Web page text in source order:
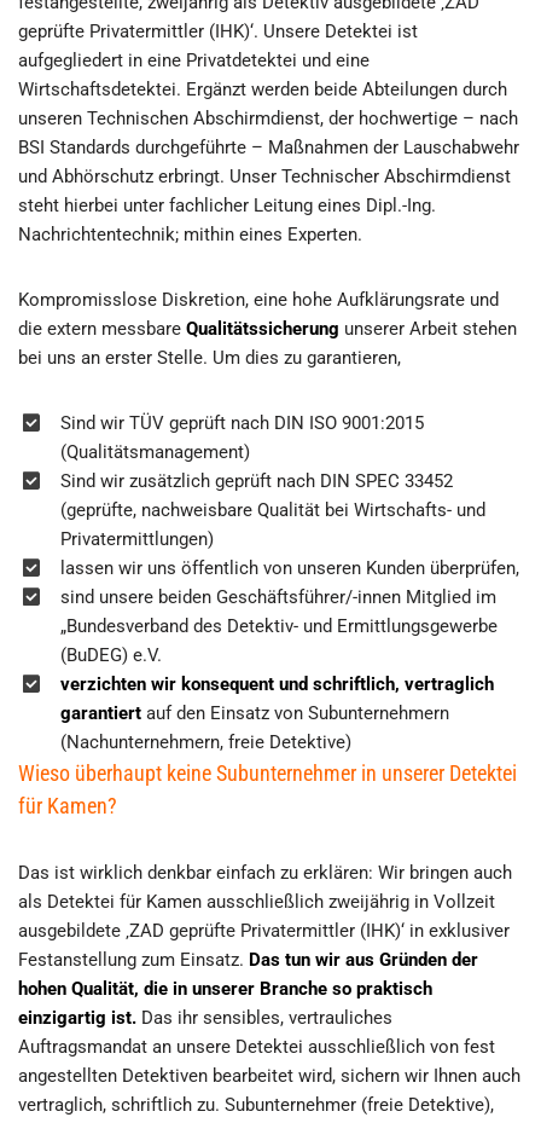
geprüfte Privatermittler (IHK)‘. Unsere Detektei ist
aufgegliedert in eine Privatdetektei und eine
Wirtschaftsdetektei. Ergänzt werden beide Abteilungen durch
unseren Technischen Abschirmdienst, der hochwertige – nach
BSI Standards durchgeführte – Maßnahmen der Lauschabwehr
und Abhörschutz erbringt. Unser Technischer Abschirmdienst
steht hierbei unter fachlicher Leitung eines Dipl.-Ing.
Nachrichtentechnik; mithin eines Experten.
Kompromisslose Diskretion, eine hohe Aufklärungsrate und
die extern messbare Qualitätssicherung unserer Arbeit stehen
bei uns an erster Stelle. Um dies zu garantieren,
Sind wir TÜV geprüft nach DIN ISO 9001:2015
(Qualitätsmanagement)
Sind wir zusätzlich geprüft nach DIN SPEC 33452
(geprüfte, nachweisbare Qualität bei Wirtschafts- und
Privatermittlungen)
lassen wir uns öffentlich von unseren Kunden überprüfen,
sind unsere beiden Geschäftsführer/-innen Mitglied im
„Bundesverband des Detektiv- und Ermittlungsgewerbe
(BuDEG) e.V.
verzichten wir konsequent und schriftlich, vertraglich
garantiert auf den Einsatz von Subunternehmern
(Nachunternehmern, freie Detektive)
Wieso überhaupt keine Subunternehmer in unserer Detektei
für Kamen?
Das ist wirklich denkbar einfach zu erklären: Wir bringen auch
als Detektei für Kamen ausschließlich zweijährig in Vollzeit
ausgebildete ‚ZAD geprüfte Privatermittler (IHK)‘ in exklusiver
Festanstellung zum Einsatz. Das tun wir aus Gründen der
hohen Qualität, die in unserer Branche so praktisch
einzigartig ist. Das ihr sensibles, vertrauliches
Auftragsmandat an unsere Detektei ausschließlich von fest
angestellten Detektiven bearbeitet wird, sichern wir Ihnen auch
vertraglich, schriftlich zu. Subunternehmer (freie Detektive),